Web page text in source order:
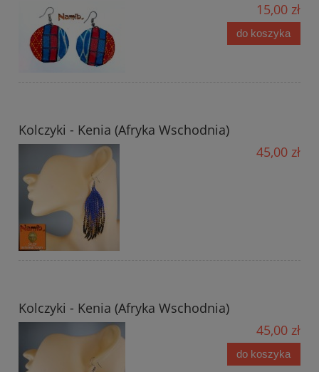
15,00 zł
do koszyka
Kolczyki - Kenia (Afryka Wschodnia)
45,00 zł
Kolczyki - Kenia (Afryka Wschodnia)
45,00 zł
do koszyka